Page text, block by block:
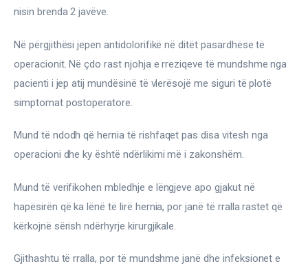
nisin brenda 2 javëve.
Në përgjithësi jepen antidolorifikë në ditët pasardhëse të
operacionit. Në çdo rast njohja e rreziqeve të mundshme nga
pacienti i jep atij mundësinë të vlerësojë me siguri të plotë
simptomat postoperatore.
Mund të ndodh që hernia të rishfaqet pas disa vitesh nga
operacioni dhe ky është ndërlikimi më i zakonshëm.
Mund të verifikohen mbledhje e lëngjeve apo gjakut në
hapësirën që ka lënë të lirë hernia, por janë të rralla rastet që
kërkojnë sërish ndërhyrje kirurgjikale.
Gjithashtu të rralla, por të mundshme janë dhe infeksionet e